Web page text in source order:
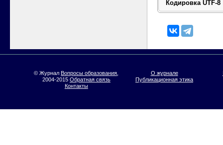
© ЖурналВопросы образования
2004-2015 Обратная связь
О журнале
Публикационная этика
Контакты